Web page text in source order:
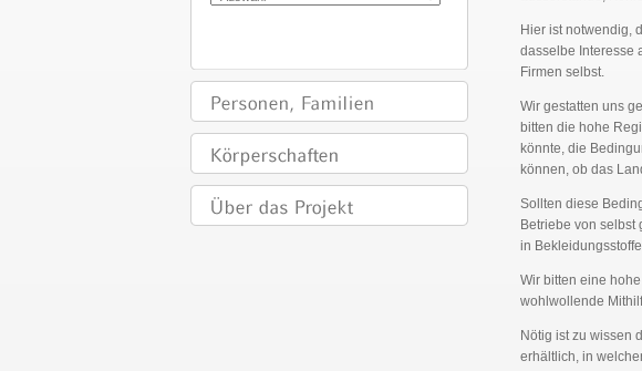
Hier ist notwendig,
dasselbe Interesse
Firmen selbst.
Wir gestatten uns
bitten die hohe
könnte, die
können, ob das
Sollten diese
Betriebe von
in
Wir bitten eine
wohlwollende
Nötig ist zu wissen
erhältlich, in